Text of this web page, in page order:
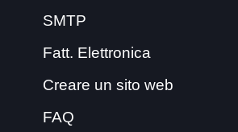
SMTP
Fatt. Elettronica
Creare un sito web
FAQ